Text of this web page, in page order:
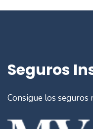
Seguros
Consigue los seguros